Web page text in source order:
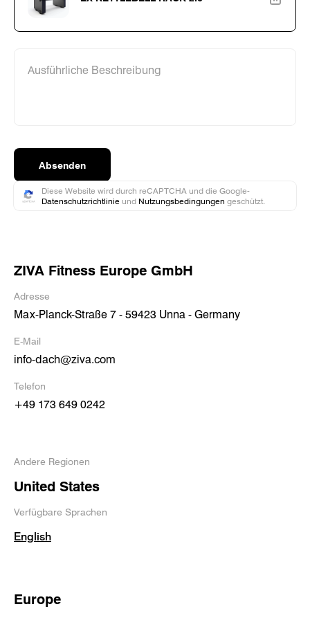
ZIVA Fitness Europe GmbH
Adresse
Max-Planck-Straße 7 - 59423 Unna - Germany
E-Mail
info-dach@ziva.com
Telefon
+49 173 649 0242
Andere Regionen
United States
Verfügbare Sprachen
English
Europe
Ausführliche Beschreibung
Absenden
Diese Website wird durch reCAPTCHA und die Google-
Datenschutzrichtlinie und Nutzungsbedingungen geschützt.